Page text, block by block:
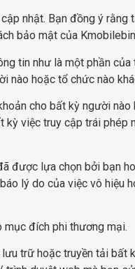
nhật. Bạn đồng ý rằng
bảo mật của
tin như là một phần của
nào hoặc tổ chức nào
cho bất kỳ người
việc truy cập trái
được lựa chọn bởi bạn
lý do của việc vô hiệu
mục đích phi thương mại.
trữ hoặc truyền tải bất